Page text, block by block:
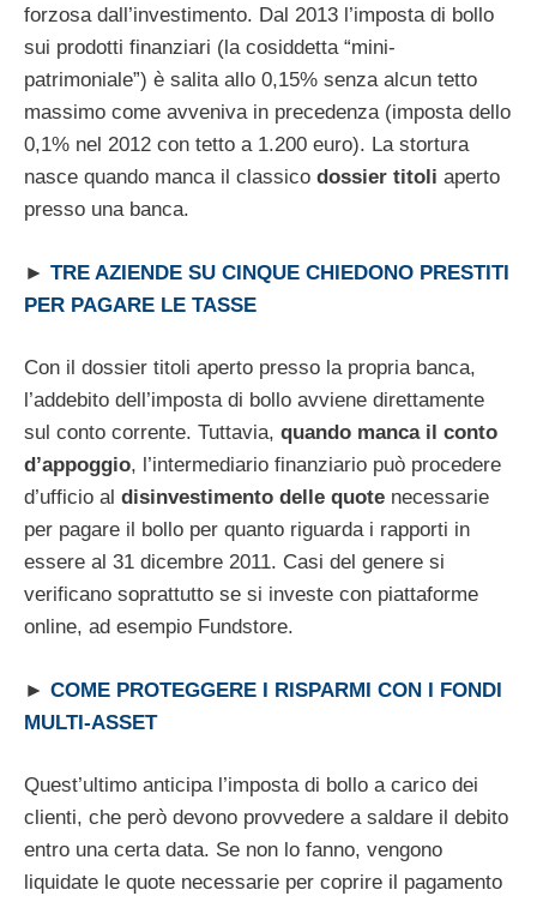
forzosa dall’investimento. Dal 2013 l’imposta di bollo
sui prodotti finanziari (la cosiddetta “mini-
patrimoniale”) è salita allo 0,15% senza alcun tetto
massimo come avveniva in precedenza (imposta dello
0,1% nel 2012 con tetto a 1.200 euro). La stortura
nasce quando manca il classico dossier titoli aperto
presso una banca.
► TRE AZIENDE SU CINQUE CHIEDONO PRESTITI
PER PAGARE LE TASSE
Con il dossier titoli aperto presso la propria banca,
l’addebito dell’imposta di bollo avviene direttamente
sul conto corrente. Tuttavia, quando manca il conto
d’appoggio, l’intermediario finanziario può procedere
d’ufficio al disinvestimento delle quote necessarie
per pagare il bollo per quanto riguarda i rapporti in
essere al 31 dicembre 2011. Casi del genere si
verificano soprattutto se si investe con piattaforme
online, ad esempio Fundstore.
► COME PROTEGGERE I RISPARMI CON I FONDI
MULTI-ASSET
Quest’ultimo anticipa l’imposta di bollo a carico dei
clienti, che però devono provvedere a saldare il debito
entro una certa data. Se non lo fanno, vengono
liquidate le quote necessarie per coprire il pagamento